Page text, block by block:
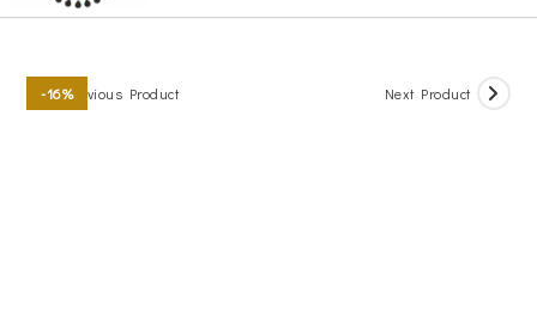
-16%Previous Product Next Product